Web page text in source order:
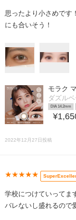
思ったより小さめです
にも合いそう！
モラク
ダズルベ
DIA 14.2mm
2022年12月27日投稿
★★★★★
学校につけていってます
バレないし盛れるので